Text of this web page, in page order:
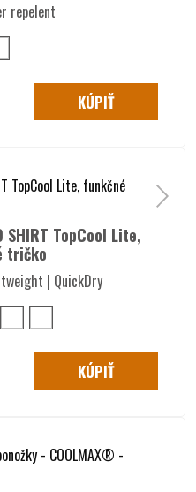
repelent
KÚPIŤ
SHIRT TopCool Lite,
tričko
| QuickDry
KÚPIŤ